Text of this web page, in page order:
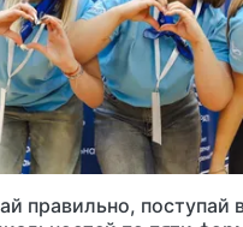
правильно,